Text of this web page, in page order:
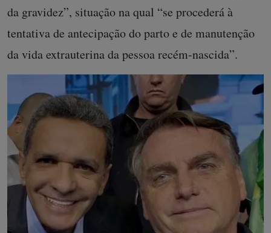
da gravidez”, situação na qual “se procederá à
tentativa de antecipação do parto e de manutenção
da vida extrauterina da pessoa recém-nascida”.